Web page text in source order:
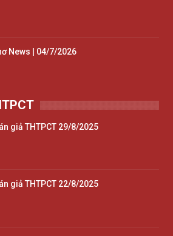
News | 04/7/2026
giả THTPCT 29/8/2025
giả THTPCT 22/8/2025